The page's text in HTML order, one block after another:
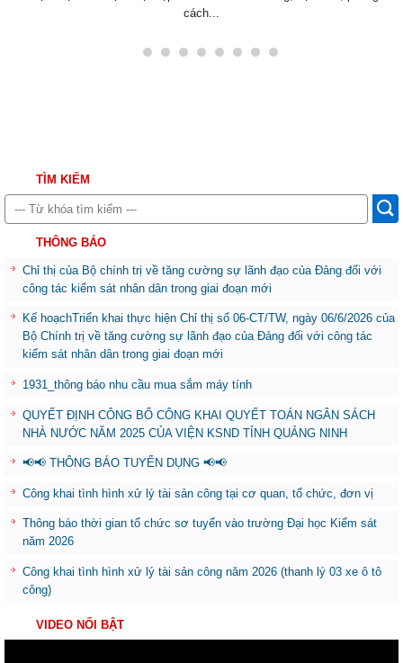
cách...
TÌM KIẾM
THÔNG BÁO
Chỉ thị của Bộ chính trị về tăng cường sự lãnh đạo của Đảng đối với
công tác kiểm sát nhân dân trong giai đoạn mới
Kế hoạchTriển khai thực hiện Chỉ thị số 06-CT/TW, ngày 06/6/2026 của
Bộ Chính trị về tăng cường sự lãnh đạo của Đảng đối với công tác
kiểm sát nhân dân trong giai đoạn mới
1931_thông báo nhu cầu mua sắm máy tính
QUYẾT ĐỊNH CÔNG BỐ CÔNG KHAI QUYẾT TOÁN NGÂN SÁCH
NHÀ NƯỚC NĂM 2025 CỦA VIỆN KSND TỈNH QUẢNG NINH
📢📢 THÔNG BÁO TUYỂN DỤNG 📢📢
Công khai tình hình xử lý tài sản công tại cơ quan, tổ chức, đơn vị
Thông báo thời gian tổ chức sơ tuyển vào trường Đại học Kiểm sát
năm 2026
Công khai tình hình xử lý tài sản công năm 2026 (thanh lý 03 xe ô tô
công)
VIDEO NỔI BẬT